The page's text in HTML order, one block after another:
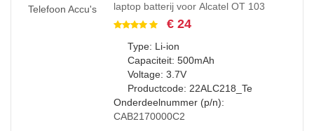
laptop batterij voor Alcatel OT 103
€ 24
Type: Li-ion
Capaciteit: 500mAh
Voltage: 3.7V
Productcode: 22ALC218_Te
Onderdeelnummer (p/n):
CAB2170000C2